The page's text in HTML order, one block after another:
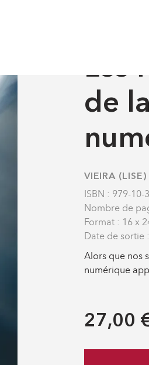
Les
de
VIEIRA (LISE)
ISBN : 979-10-
Nombre de
Format : 16 x
Date de sortie
Alors que nos
numérique
27,00